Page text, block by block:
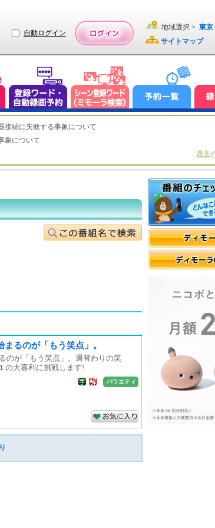
自動ログイン
地域選択 > 東京
サイトマップ
接続に失敗する事象について
象について
過去
るのが「もう笑点」。
のが「もう笑点」。週替わりの笑
の大喜利に挑戦します!
バラエティ